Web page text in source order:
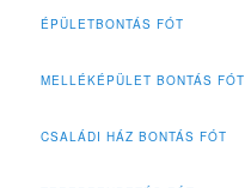
ÉPÜLETBONTÁS FÓT
MELLÉKÉPÜLET BONTÁS FÓT
CSALÁDI HÁZ BONTÁS FÓT